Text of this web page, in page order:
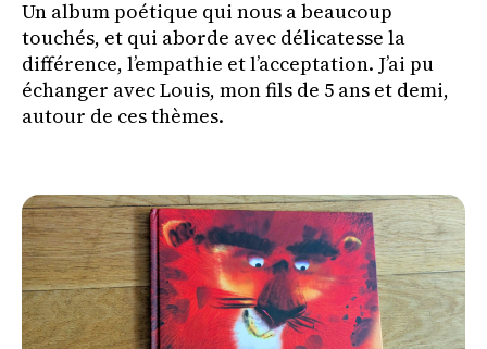
Un album poétique qui nous a beaucoup
touchés, et qui aborde avec délicatesse la
différence, l’empathie et l’acceptation. J’ai pu
échanger avec Louis, mon fils de 5 ans et demi,
autour de ces thèmes.